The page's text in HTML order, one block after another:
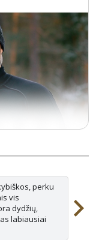
perku
vis
dydžių,
labiausiai